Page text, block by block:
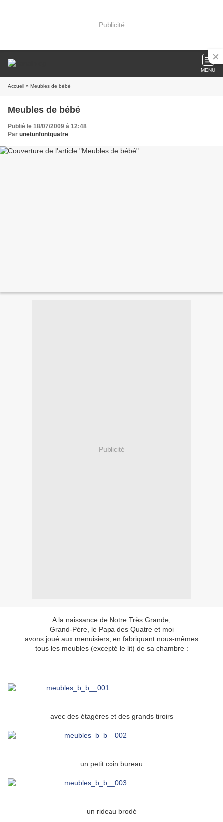
Publicité
MENU
Accueil » Meubles de bébé
Meubles de bébé
Publié le 18/07/2009 à 12:48
Par unetunfontquatre
Publicité
A la naissance de Notre Très Grande,
Grand-Père, le Papa des Quatre et moi
avons joué aux menuisiers, en fabriquant nous-mêmes
tous les meubles (excepté le lit) de sa chambre :
avec des étagères et des grands tiroirs
un petit coin bureau
un rideau brodé